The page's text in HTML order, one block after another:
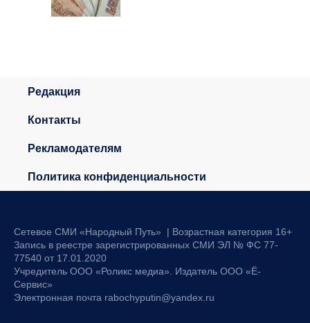
Редакция
Контакты
Рекламодателям
Политика конфиденциальности
Сетевое СМИ «Народный Путь» | Возрастная категория 16+
Запись в реестре зарегистрированных СМИ ЭЛ № ФС 77-
77540 от 17.01.2020
Учредитель ООО «Роликс медиа». Издатель ООО «Ё-
Сервис»
Электронная почта rabochyputin@yandex.ru